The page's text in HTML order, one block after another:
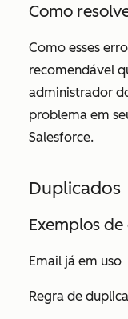
Como
Como esses
recomendável
administrador
problema em
Salesforce.
Duplicados
Exemplos
Email já em uso
Regra de